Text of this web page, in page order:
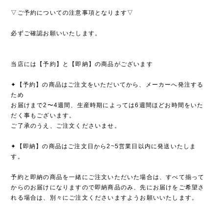
▽ご予約についての注意事項となります▽
必ずご確認お願いいたします。
当店には【予約】と【即納】の商品がございます
✦【予約】の商品はご注文をいただいてから、メーカーへ発注する
ため
お届けまで2〜4週間、生産時期によっては6週間ほどお時間をいた
だく事もございます。
ご了承のうえ、ご注文くださいませ。
✦【即納】の商品はご注文日から2~5営業日以内に発送いたしま
す。
予約と即納の商品を一緒にご注文いただいた場合は、すべて揃って
からのお届けになりますので即納商品のみ、先にお届けをご希望さ
れる場合は、別々にご注文くださいますようお願いいたします。